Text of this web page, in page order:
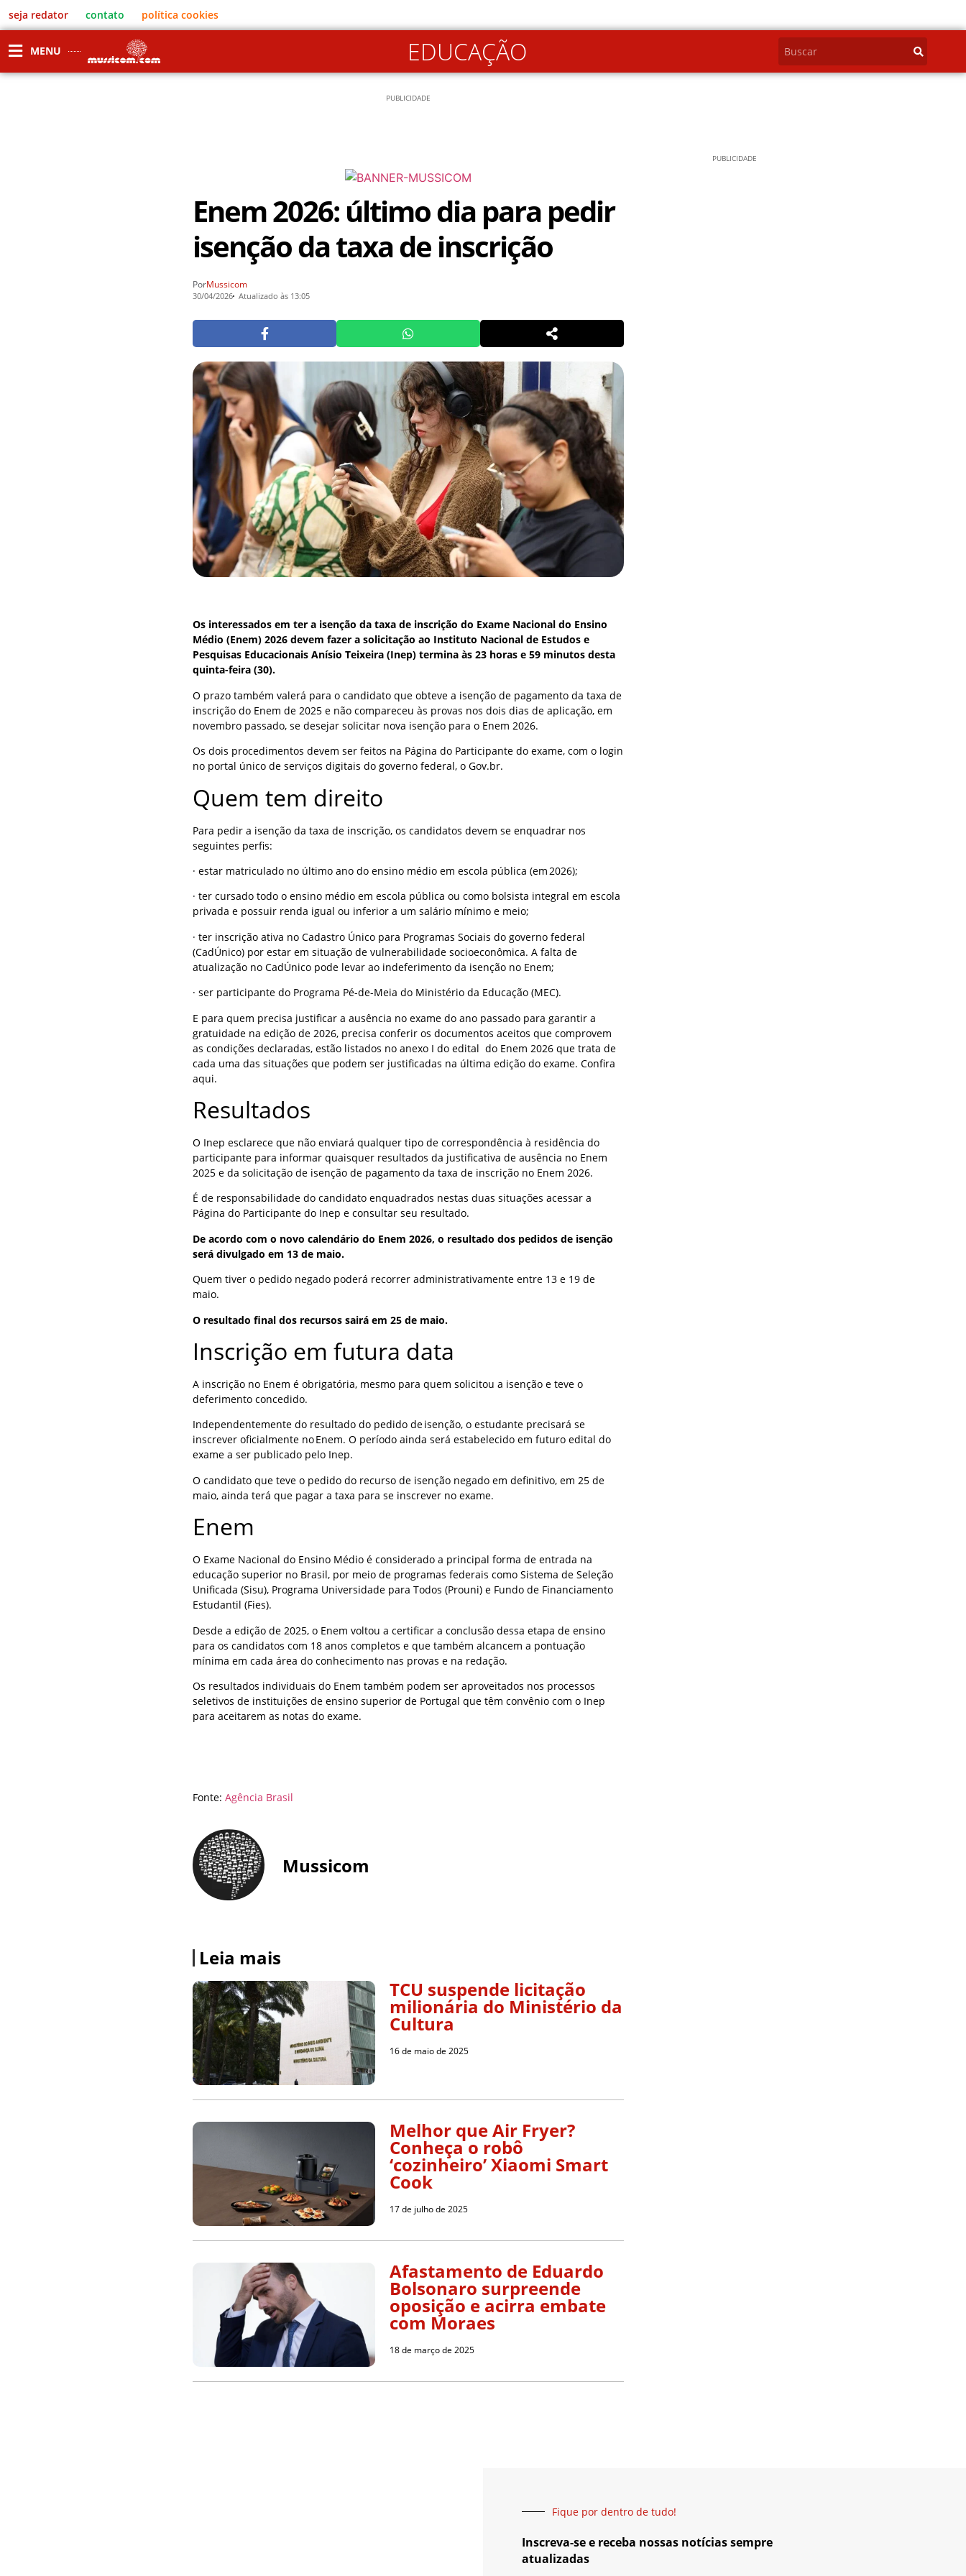
seja redator contato política cookies
MENU EDUCAÇÃO
PUBLICIDADE
Enem 2026: último dia para pedir
isenção da taxa de inscrição
PorMussicom
30/04/2026 Atualizado às 13:05
Os interessados em ter a isenção da taxa de inscrição do Exame Nacional do Ensino
Médio (Enem) 2026 devem fazer a solicitação ao Instituto Nacional de Estudos e
Pesquisas Educacionais Anísio Teixeira (Inep) termina às 23 horas e 59 minutos desta
quinta-feira (30).
O prazo também valerá para o candidato que obteve a isenção de pagamento da taxa de
inscrição do Enem de 2025 e não compareceu às provas nos dois dias de aplicação, em
novembro passado, se desejar solicitar nova isenção para o Enem 2026.
Os dois procedimentos devem ser feitos na Página do Participante do exame, com o login
no portal único de serviços digitais do governo federal, o Gov.br.
Quem tem direito
Para pedir a isenção da taxa de inscrição, os candidatos devem se enquadrar nos
seguintes perfis:
· estar matriculado no último ano do ensino médio em escola pública (em 2026);
· ter cursado todo o ensino médio em escola pública ou como bolsista integral em escola
privada e possuir renda igual ou inferior a um salário mínimo e meio;
· ter inscrição ativa no Cadastro Único para Programas Sociais do governo federal
(CadÚnico) por estar em situação de vulnerabilidade socioeconômica. A falta de
atualização no CadÚnico pode levar ao indeferimento da isenção no Enem;
· ser participante do Programa Pé-de-Meia do Ministério da Educação (MEC).
E para quem precisa justificar a ausência no exame do ano passado para garantir a
gratuidade na edição de 2026, precisa conferir os documentos aceitos que comprovem
as condições declaradas, estão listados no anexo I do edital do Enem 2026 que trata de
cada uma das situações que podem ser justificadas na última edição do exame. Confira
aqui.
Resultados
O Inep esclarece que não enviará qualquer tipo de correspondência à residência do
participante para informar quaisquer resultados da justificativa de ausência no Enem
2025 e da solicitação de isenção de pagamento da taxa de inscrição no Enem 2026.
É de responsabilidade do candidato enquadrados nestas duas situações acessar a
Página do Participante do Inep e consultar seu resultado.
De acordo com o novo calendário do Enem 2026, o resultado dos pedidos de isenção
será divulgado em 13 de maio.
Quem tiver o pedido negado poderá recorrer administrativamente entre 13 e 19 de
maio.
O resultado final dos recursos sairá em 25 de maio.
Inscrição em futura data
A inscrição no Enem é obrigatória, mesmo para quem solicitou a isenção e teve o
deferimento concedido.
Independentemente do resultado do pedido de isenção, o estudante precisará se
inscrever oficialmente no Enem. O período ainda será estabelecido em futuro edital do
exame a ser publicado pelo Inep.
O candidato que teve o pedido do recurso de isenção negado em definitivo, em 25 de
maio, ainda terá que pagar a taxa para se inscrever no exame.
Enem
O Exame Nacional do Ensino Médio é considerado a principal forma de entrada na
educação superior no Brasil, por meio de programas federais como Sistema de Seleção
Unificada (Sisu), Programa Universidade para Todos (Prouni) e Fundo de Financiamento
Estudantil (Fies).
Desde a edição de 2025, o Enem voltou a certificar a conclusão dessa etapa de ensino
para os candidatos com 18 anos completos e que também alcancem a pontuação
mínima em cada área do conhecimento nas provas e na redação.
Os resultados individuais do Enem também podem ser aproveitados nos processos
seletivos de instituições de ensino superior de Portugal que têm convênio com o Inep
para aceitarem as notas do exame.
Fonte: Agência Brasil
Mussicom
Leia mais
TCU suspende licitação
milionária do Ministério da
Cultura
16 de maio de 2025
Melhor que Air Fryer?
Conheça o robô
‘cozinheiro’ Xiaomi Smart
Cook
17 de julho de 2025
Afastamento de Eduardo
Bolsonaro surpreende
oposição e acirra embate
com Moraes
18 de março de 2025
PUBLICIDADE
Fique por dentro de tudo!
Inscreva-se e receba nossas notícias sempre
atualizadas